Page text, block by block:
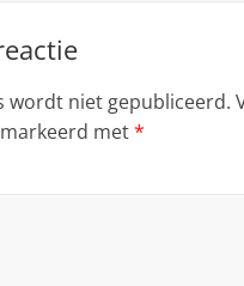
wordt niet gepubliceerd.
met*